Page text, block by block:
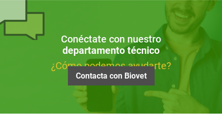
Conéctate con nuestro
departamento técnico
¿Cómo podemos ayudarte?
Contacta con Biovet